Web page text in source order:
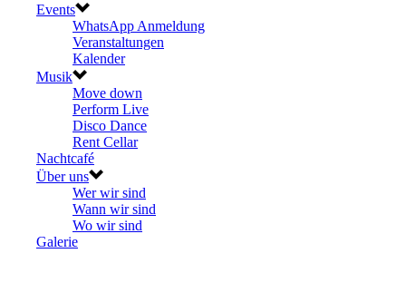
Events
WhatsApp Anmeldung
Veranstaltungen
Kalender
Musik
Move down
Perform Live
Disco Dance
Rent Cellar
Nachtcafé
Über uns
Wer wir sind
Wann wir sind
Wo wir sind
Galerie